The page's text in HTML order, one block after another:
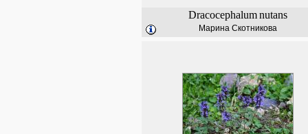
Dracocephalumnutans
Марина Скотникова